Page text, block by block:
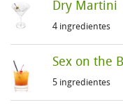
Dry Martini
4 ingredientes
Sex on the
5 ingredientes